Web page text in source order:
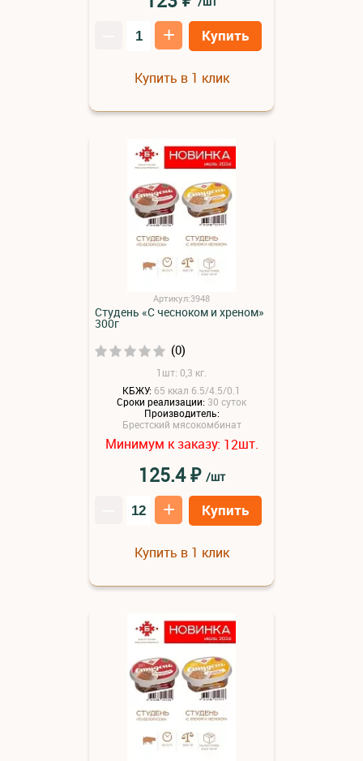
+ Купить
Купить в 1 клик
Артикул:3948
Студень «С чесноком и хреном»
300г
(0)
1шт: 0,3 кг.
КБЖУ: 65 ккал 6.5/4.5/0.1
Сроки реализации: 30 суток
Производитель:
Брестский мясокомбинат
Минимум к заказу: 12шт.
125.4₽ /шт
+ Купить
Купить в 1 клик